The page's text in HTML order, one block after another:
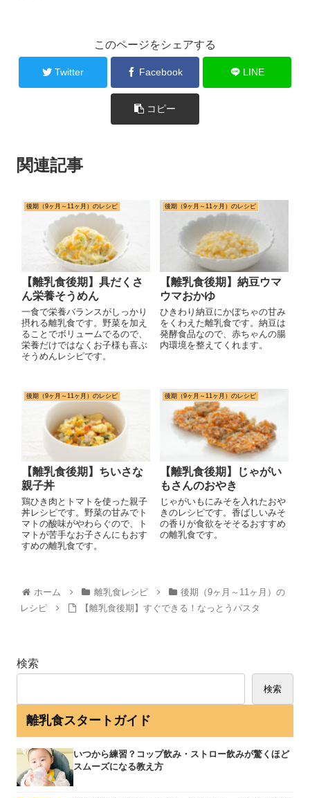
このページをシェアする
Twitter Facebook LINE
コピー
関連記事
後期（9ヶ月～11ヶ月）のレシピ
【離乳食後期】具だくさ
ん栄養そうめん
一食で栄養バランスがしっかり
摂れる離乳食です。野菜を加え
ることでボリュームでるので、
栄養だけではなくお子様も喜ぶ
そうめんレシピです。
後期（9ヶ月～11ヶ月）のレシピ
【離乳食後期】納豆ウマ
ウマおかゆ
ひきわり納豆にかぼちゃの甘み
をくわえた離乳食です。納豆は
発酵食品なので、赤ちゃんの腸
内環境を整えてくれます。
後期（9ヶ月～11ヶ月）のレシピ
【離乳食後期】ちいさな
親子丼
鶏ひき肉とトマトを使った親子
丼レシピです。野菜の甘みでト
マトの酸味がやわらぐので、ト
マトが苦手なお子さんにもおす
すめの離乳食です。
後期（9ヶ月～11ヶ月）のレシピ
【離乳食後期】じゃがい
もさんのおやき
じゃがいもにみそを入れたおや
きのレシピです。香ばしいみそ
の香りが食欲をそそるおすすめ
の離乳食です。
ホーム 離乳食レシピ
後期（9ヶ月～11ヶ月）の
レシピ
【離乳食後期】すぐできる！なっとうパスタ
検索
検索
離乳食スタートガイド
いつから練習？コップ飲み・ストロー飲みが驚くほど
スムーズになる教え方